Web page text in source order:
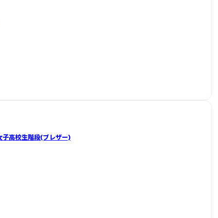
子高校生階段(ブレザー)